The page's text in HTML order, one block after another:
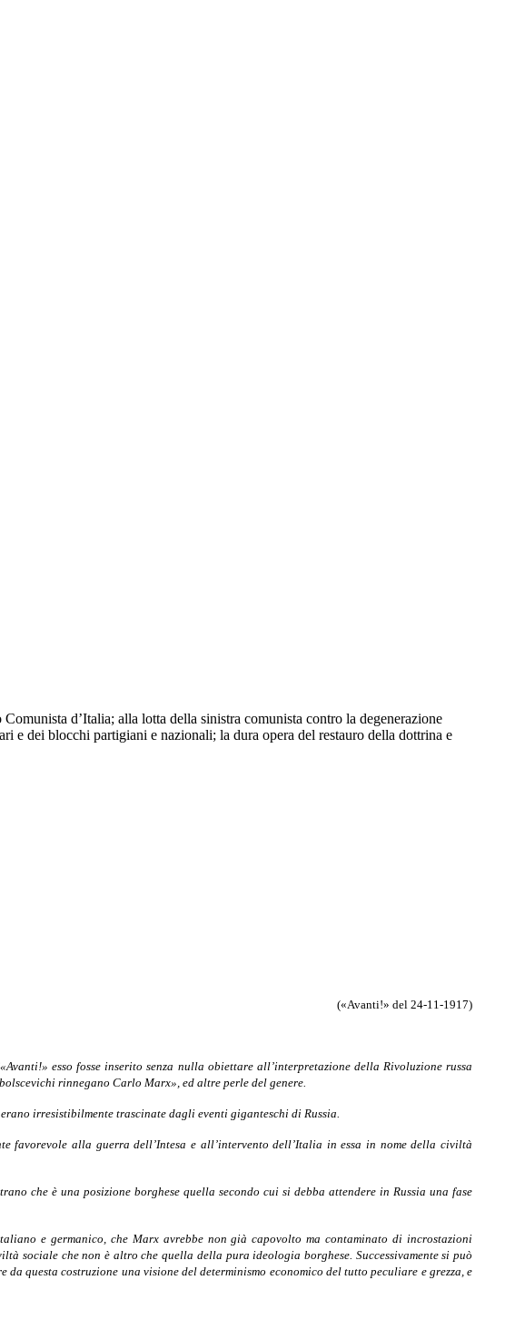
d’Italia; alla lotta della sinistra comunista contro la degenerazione
e dei blocchi partigiani e nazionali; la dura opera del restauro della dottrina e
(«Avanti!» del 24-11-1917)
esso fosse inserito senza nulla obiettare all’interpretazione della Rivoluzione russa
rinnegano Carlo Marx», ed altre perle del genere.
irresistibilmente trascinate dagli eventi giganteschi di Russia.
favorevole alla guerra dell’Intesa e all’intervento dell’Italia in essa in nome della civiltà
che è una posizione borghese quella secondo cui si debba attendere in Russia una fase
e germanico, che Marx avrebbe non già capovolto ma contaminato di incrostazioni
sociale che non è altro che quella della pura ideologia borghese. Suc­cessivamente si può
questa costruzione una visione del determinismo economico del tutto peculiare e grezza, e